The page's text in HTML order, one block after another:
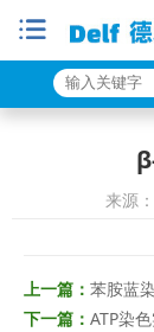
来源：
上一篇： 苯胺蓝
下一篇： ATP染